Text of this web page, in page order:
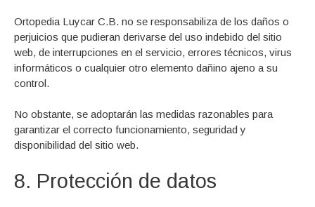
Ortopedia Luycar C.B. no se responsabiliza de los daños o
perjuicios que pudieran derivarse del uso indebido del sitio
web, de interrupciones en el servicio, errores técnicos, virus
informáticos o cualquier otro elemento dañino ajeno a su
control.
No obstante, se adoptarán las medidas razonables para
garantizar el correcto funcionamiento, seguridad y
disponibilidad del sitio web.
8. Protección de datos